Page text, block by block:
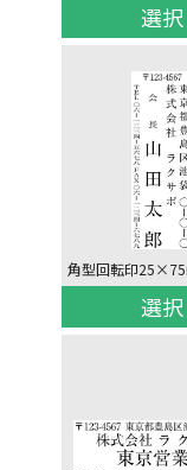
選択
選択